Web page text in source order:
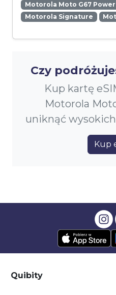
Motorola Moto G67 Power
Motorola Signature
Czy
Kup kartę
Motorola
uniknąć
Kup
Quibity